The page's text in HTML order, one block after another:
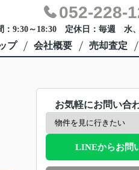
052-228-
：9:30～18:30 定休日：毎週 水
プ 会社概要 売却査定
お気軽にお問い合
LINEからお問